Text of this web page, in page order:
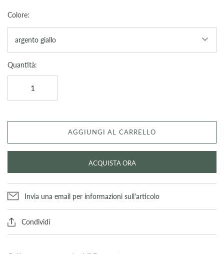
Colore:
argento giallo
Quantità:
AGGIUNGI AL CARRELLO
ACQUISTA ORA
Invia una email per informazioni sull'articolo
Condividi